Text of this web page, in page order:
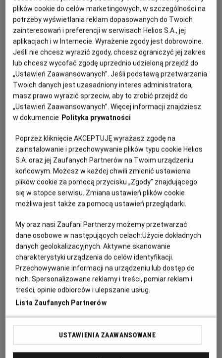
prelekcje skonstruowane są z obowiązującą
podstawą programową w przedszkolach i szkołach
podstawowych
warstwę merytoryczną prelekcji opracowuje zespół
Fundacji Rozwoju Kompetencji Medialnych i
Społecznych "KinoSzkoła"
cena biletów jest taka sama jak cena pozostałych
biletów szkolnych
KNT Junior
KNT Junior Przedszkolak
Zobacz film promujący program Kino na Temat
Junior:
plików cookie do celów marketingowych, w szczególności na
potrzeby wyświetlania reklam dopasowanych do Twoich
zainteresowań i preferencji w serwisach Helios S.A., jej
aplikacjach i w Internecie. Wyrażenie zgody jest dobrowolne.
Jeśli nie chcesz wyrazić zgody, chcesz ograniczyć jej zakres
lub chcesz wycofać zgodę uprzednio udzieloną przejdź do
„Ustawień Zaawansowanych”. Jeśli podstawą przetwarzania
Twoich danych jest uzasadniony interes administratora,
masz prawo wyrazić sprzeciw, aby to zrobić przejdź do
„Ustawień Zaawansowanych”. Więcej informacji znajdziesz
w dokumencie Polityka prywatności
Poprzez kliknięcie AKCEPTUJĘ wyrażasz zgodę na
zainstalowanie i przechowywanie plików typu cookie Helios
S.A. oraz jej Zaufanych Partnerów na Twoim urządzeniu
końcowym. Możesz w każdej chwili zmienić ustawienia
plików cookie za pomocą przycisku „Zgody” znajdującego
się w stopce serwisu. Zmiana ustawień plików cookie
możliwa jest także za pomocą ustawień przeglądarki.
My oraz nasi Zaufani Partnerzy możemy przetwarzać
dane osobowe w następujących celach:Użycie dokładnych
danych geolokalizacyjnych. Aktywne skanowanie
charakterystyki urządzenia do celów identyfikacji.
Przechowywanie informacji na urządzeniu lub dostęp do
nich. Spersonalizowane reklamy i treści, pomiar reklam i
treści, opinie odbiorców i ulepszanie usług.
Lista Zaufanych Partnerów
USTAWIENIA ZAAWANSOWANE